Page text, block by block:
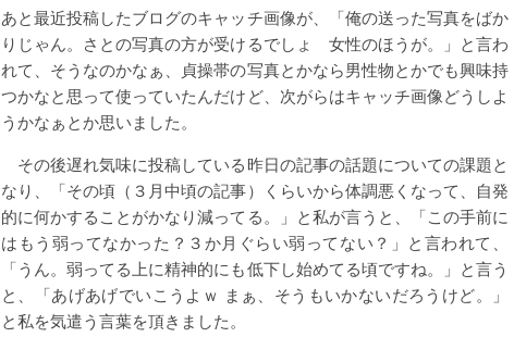
あと最近投稿したブログのキャッチ画像が、「俺の送った写真をばか
りじゃん。さとの写真の方が受けるでしょ 女性のほうが。」と言わ
れて、そうなのかなぁ、貞操帯の写真とかなら男性物とかでも興味持
つかなと思って使っていたんだけど、次がらはキャッチ画像どうしよ
うかなぁとか思いました。
その後遅れ気味に投稿している昨日の記事の話題についての課題と
なり、「その頃（３月中頃の記事）くらいから体調悪くなって、自発
的に何かすることがかなり減ってる。」と私が言うと、「この手前に
はもう弱ってなかった？３か月ぐらい弱ってない？」と言われて、
「うん。弱ってる上に精神的にも低下し始めてる頃ですね。」と言う
と、「あげあげでいこうよｗ まぁ、そうもいかないだろうけど。」
と私を気遣う言葉を頂きました。